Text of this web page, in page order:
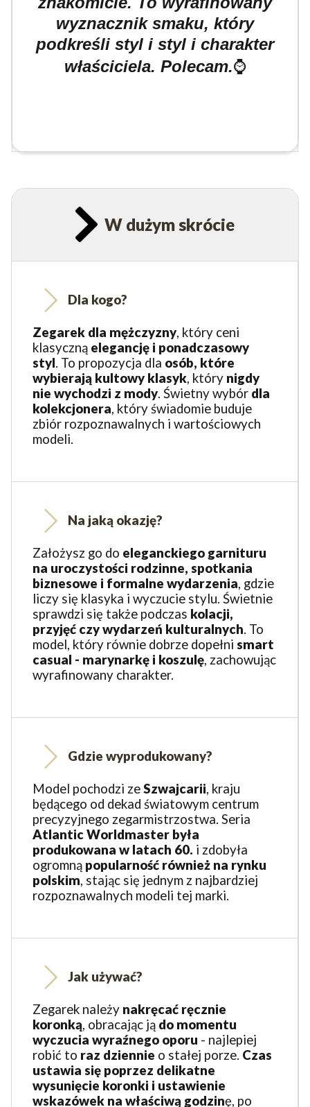
wyznacznik smaku, który
podkreśli styl i styl i charakter
właściciela. Polecam.⌚
W dużym skrócie
Dla kogo?
Zegarek dla mężczyzny, który ceni
klasyczną elegancję i ponadczasowy
styl. To propozycja dla osób, które
wybierają kultowy klasyk, który nigdy
nie wychodzi z mody. Świetny wybór dla
kolekcjonera, który świadomie buduje
zbiór rozpoznawalnych i wartościowych
modeli.
Na jaką okazję?
Założysz go do eleganckiego garnituru
na uroczystości rodzinne, spotkania
biznesowe i formalne wydarzenia, gdzie
liczy się klasyka i wyczucie stylu. Świetnie
sprawdzi się także podczas kolacji,
przyjęć czy wydarzeń kulturalnych. To
model, który równie dobrze dopełni smart
casual - marynarkę i koszulę, zachowując
wyrafinowany charakter.
Gdzie wyprodukowany?
Model pochodzi zeSzwajcarii, kraju
będącego od dekad światowym centrum
precyzyjnego zegarmistrzostwa. Seria
Atlantic Worldmaster była
produkowana w latach 60. i zdobyła
ogromną popularność również na rynku
polskim, stając się jednym z najbardziej
rozpoznawalnych modeli tej marki.
Jak używać?
Zegarek należy nakręcać ręcznie
koronką, obracając ją do momentu
wyczucia wyraźnego oporu - najlepiej
robić to raz dziennie o stałej porze. Czas
ustawia się poprzez delikatne
wysunięcie koronki i ustawienie
wskazówek na właściwą godzinę, po